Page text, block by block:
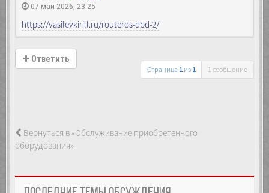
07 май 2026, 23:25
https://vasilevkirill.ru/routeros-dbd-2/
Ответить
Страница 1из 1 1 сообщение
Вернуться в «Обслуживание приобретенного
оборудования»